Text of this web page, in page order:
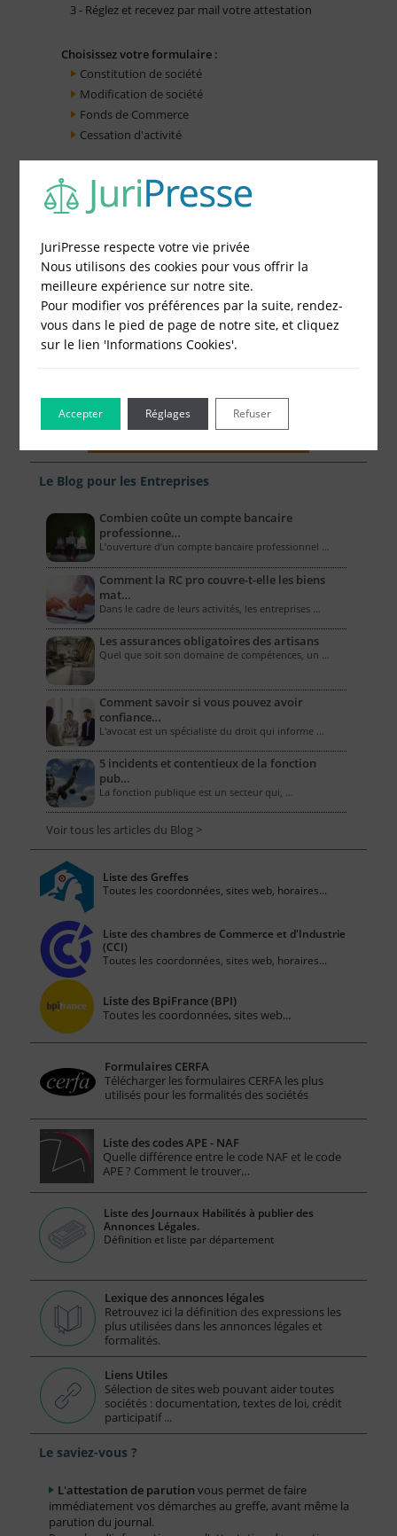
3 - Réglez et recevez par mail votre attestation
Choisissez votre formulaire :
Constitution de société
Modification de société
Fonds de Commerce
Cessation d'activité
Le Blog pour les Entreprises
Combien coûte un compte bancaire
professionne…
L’ouverture d’un compte bancaire professionnel …
Comment la RC pro couvre-t-elle les biens
mat…
Dans le cadre de leurs activités, les entreprises …
Les assurances obligatoires des artisans
Quel que soit son domaine de compétences, un …
Comment savoir si vous pouvez avoir
confiance…
L'avocat est un spécialiste du droit qui informe …
5 incidents et contentieux de la fonction
pub…
La fonction publique est un secteur qui, …
Voir tous les articles du Blog >
Liste des Greffes
Toutes les coordonnées, sites web, horaires...
Liste des chambres de Commerce et d'Industrie
(CCI)
Toutes les coordonnées, sites web, horaires...
Liste des BpiFrance (BPI)
Toutes les coordonnées, sites web...
Formulaires CERFA
Télécharger les formulaires CERFA les plus
utilisés pour les formalités des sociétés
Liste des codes APE - NAF
Quelle différence entre le code NAF et le code
APE ? Comment le trouver…
Liste des Journaux Habilités à publier des
Annonces Légales.
Définition et liste par département
Lexique des annonces légales
Retrouvez ici la définition des expressions les
plus utilisées dans les annonces légales et
formalités.
Liens Utiles
Sélection de sites web pouvant aider toutes
sociétés : documentation, textes de loi, crédit
participatif ...
Le saviez-vous ?
L'attestation de parution vous permet de faire
immédiatement vos démarches au greffe, avant même la
parution du journal.
JuriPresse respecte votre vie privée
Nous utilisons des cookies pour vous offrir la
meilleure expérience sur notre site.
Pour modifier vos préférences par la suite, rendez-
vous dans le pied de page de notre site, et cliquez
sur le lien 'Informations Cookies'.
Accepter Refuser
Réglages